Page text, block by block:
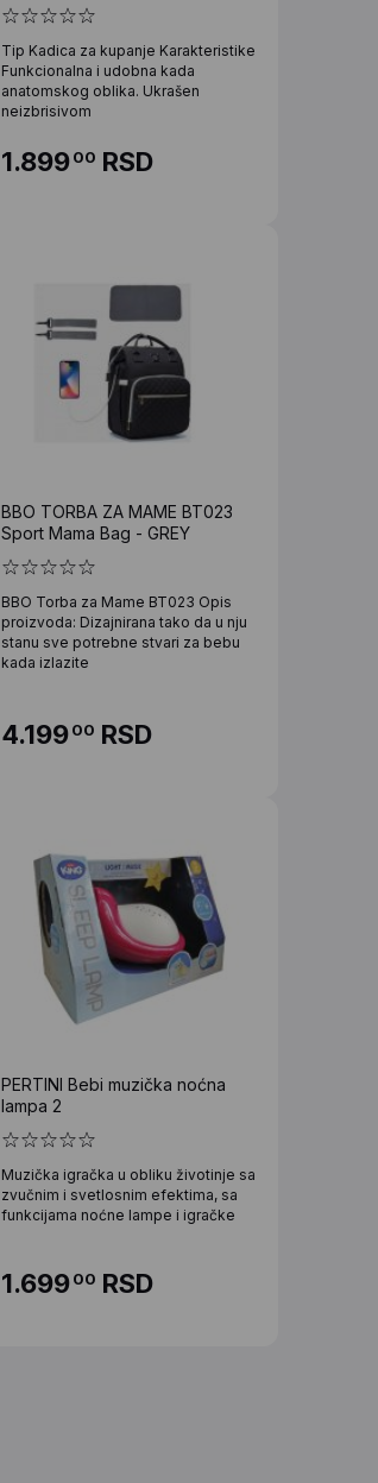
Tip Kadica za kupanje Karakteristike
Funkcionalna i udobna kada
anatomskog oblika. Ukrašen
neizbrisivom
1.89900 RSD
BBO TORBA ZA MAME BT023
Sport Mama Bag - GREY
BBO Torba za Mame BT023 Opis
proizvoda: Dizajnirana tako da u nju
stanu sve potrebne stvari za bebu
kada izlazite
4.19900 RSD
PERTINI Bebi muzička noćna
lampa 2
Muzička igračka u obliku životinje sa
zvučnim i svetlosnim efektima, sa
funkcijama noćne lampe i igračke
1.69900 RSD